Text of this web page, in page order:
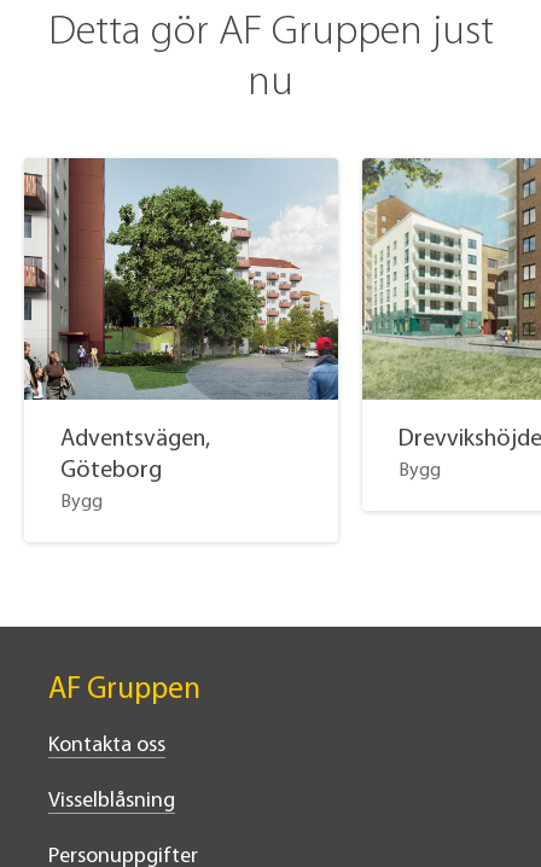
Detta gör AF Gruppen just
nu
Adventsvägen,
Göteborg
Bygg
Bygg
AF Gruppen
Kontakta oss
Visselblåsning
Personuppgifter